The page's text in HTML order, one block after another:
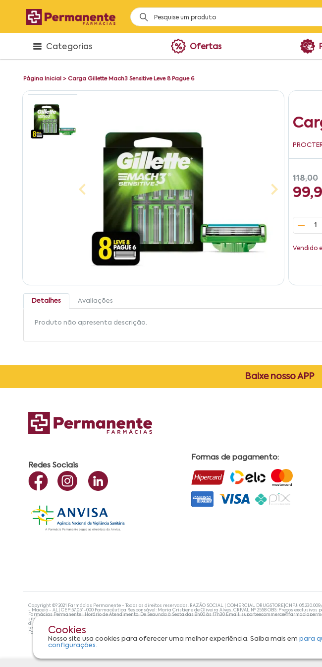
Categorias Ofertas
Página Inicial > Carga Gillette Mach3 Sensitive Leve 8 Pague 6
118,00
1
Vendido
Detalhes Avaliações
Produto não apresenta descrição.
Cookies
Nosso site usa cookies para oferecer uma melhor experiência. Saiba mais empara
configurações.
Baixe nosso APP
Redes Sociais
Formas de pagamento:
Copyright ©? 2021 Farmácias Permanente - Todos os direitos reservados. RAZÃO SOCIAL | COMERCIAL DRUGSTORE|CNPJ:
- Maceió - AL| CEP:57.051-000 Farmacêutica Responsável: Maria Cristiene de Oliveira Alves, CRF/AL Nº 2558 OBS: Preços
Farmácias Permanente | Horário de Atendimento: De Segunda à Sexta das 8h00 às 17h30 Email:
site não devem ser utilizadas para automedicação e, de forma alguma, substituem as orientações de um profissional da área
diagnosticar problemas de saúde e prescrever o tratamento adequado. Se os sintomas persistirem, um médico deve ser
tecnologias mais avançadas de proteção de dados, para que você possa realizar suas compras com tranquilidade. A privacidade e
Farmácias Permanente. Todos os pedidos efetuados estão sujeitos à confirmação da disponibilidade de produto em nosso estoque.